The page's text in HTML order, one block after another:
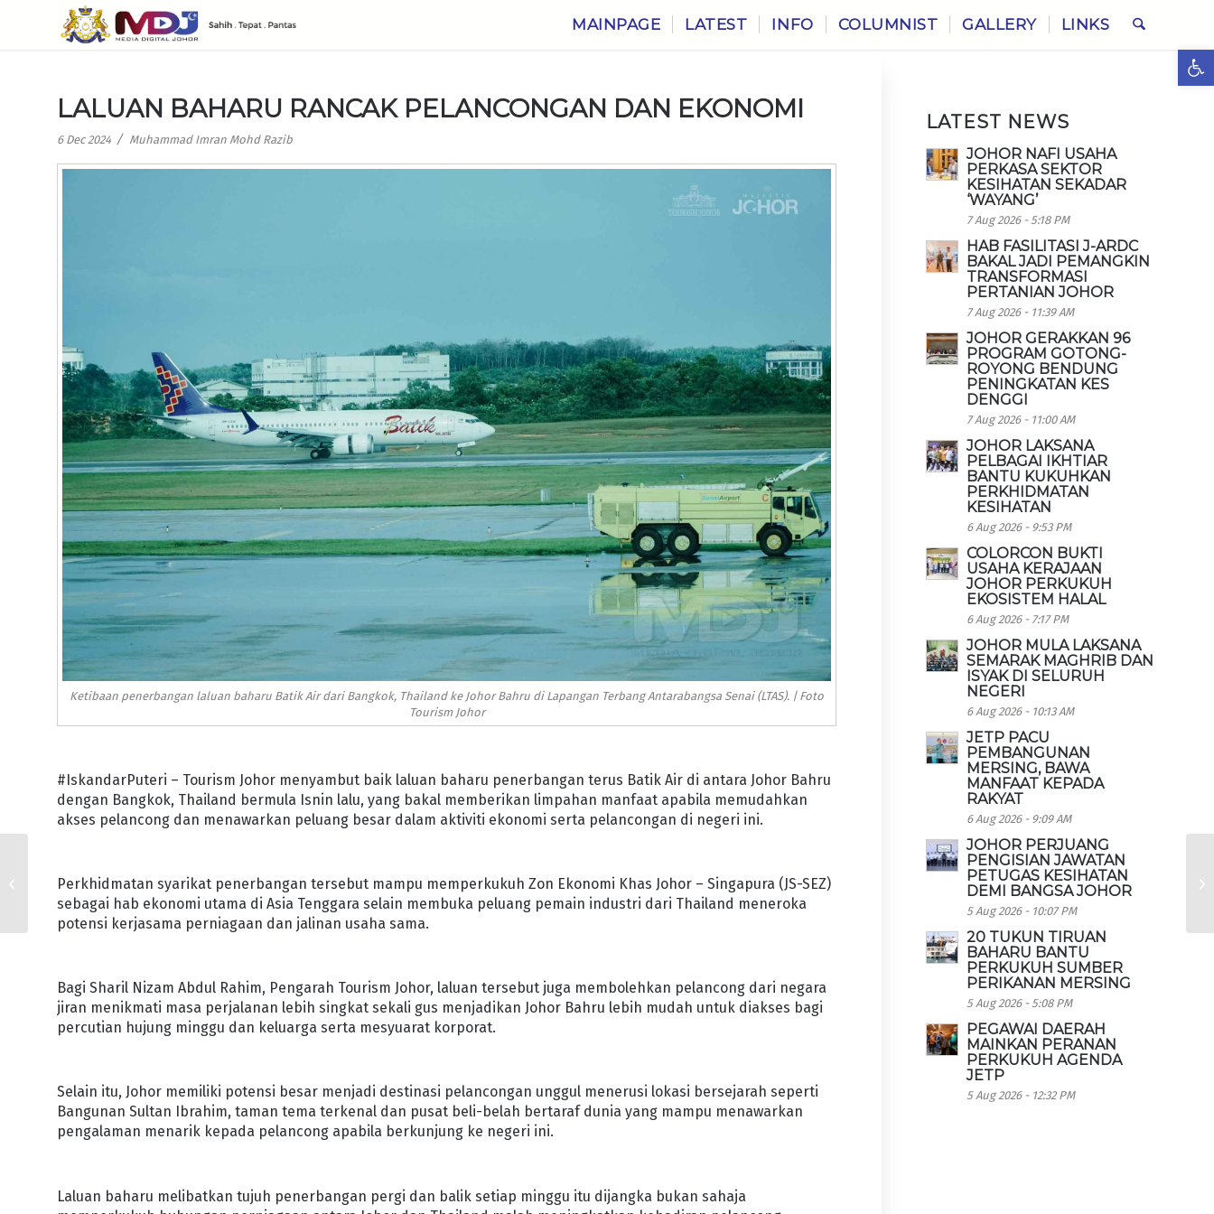
MAINPAGE LATEST INFO COLUMNIST GALLERY LINKS
LALUAN BAHARU RANCAK PELANCONGAN DAN EKONOMI
6 Dec 2024 / Muhammad Imran Mohd Razib
Ketibaan penerbangan laluan baharu Batik Air dari Bangkok, Thailand ke Johor Bahru di Lapangan Terbang Antarabangsa Senai (LTAS). | Foto
Tourism Johor
#IskandarPuteri – Tourism Johor menyambut baik laluan baharu penerbangan terus Batik Air di antara Johor Bahru
dengan Bangkok, Thailand bermula Isnin lalu, yang bakal memberikan limpahan manfaat apabila memudahkan
akses pelancong dan menawarkan peluang besar dalam aktiviti ekonomi serta pelancongan di negeri ini.
Perkhidmatan syarikat penerbangan tersebut mampu memperkukuh Zon Ekonomi Khas Johor – Singapura (JS-SEZ)
sebagai hab ekonomi utama di Asia Tenggara selain membuka peluang pemain industri dari Thailand meneroka
potensi kerjasama perniagaan dan jalinan usaha sama.
Bagi Sharil Nizam Abdul Rahim, Pengarah Tourism Johor, laluan tersebut juga membolehkan pelancong dari negara
jiran menikmati masa perjalanan lebih singkat sekali gus menjadikan Johor Bahru lebih mudah untuk diakses bagi
percutian hujung minggu dan keluarga serta mesyuarat korporat.
Selain itu, Johor memiliki potensi besar menjadi destinasi pelancongan unggul menerusi lokasi bersejarah seperti
Bangunan Sultan Ibrahim, taman tema terkenal dan pusat beli-belah bertaraf dunia yang mampu menawarkan
pengalaman menarik kepada pelancong apabila berkunjung ke negeri ini.
Laluan baharu melibatkan tujuh penerbangan pergi dan balik setiap minggu itu dijangka bukan sahaja
LATEST NEWS
JOHOR NAFI USAHA
PERKASA SEKTOR
KESIHATAN SEKADAR
‘WAYANG’
7 Aug 2026 - 5:18 PM
HAB FASILITASI J-ARDC
BAKAL JADI PEMANGKIN
TRANSFORMASI
PERTANIAN JOHOR
7 Aug 2026 - 11:39 AM
JOHOR GERAKKAN 96
PROGRAM GOTONG-
ROYONG BENDUNG
PENINGKATAN KES
DENGGI
7 Aug 2026 - 11:00 AM
JOHOR LAKSANA
PELBAGAI IKHTIAR
BANTU KUKUHKAN
PERKHIDMATAN
KESIHATAN
6 Aug 2026 - 9:53 PM
COLORCON BUKTI
USAHA KERAJAAN
JOHOR PERKUKUH
EKOSISTEM HALAL
6 Aug 2026 - 7:17 PM
JOHOR MULA LAKSANA
SEMARAK MAGHRIB DAN
ISYAK DI SELURUH
NEGERI
6 Aug 2026 - 10:13 AM
JETP PACU
PEMBANGUNAN
MERSING, BAWA
MANFAAT KEPADA
RAKYAT
6 Aug 2026 - 9:09 AM
JOHOR PERJUANG
PENGISIAN JAWATAN
PETUGAS KESIHATAN
DEMI BANGSA JOHOR
5 Aug 2026 - 10:07 PM
20 TUKUN TIRUAN
BAHARU BANTU
PERKUKUH SUMBER
PERIKANAN MERSING
5 Aug 2026 - 5:08 PM
PEGAWAI DAERAH
MAINKAN PERANAN
PERKUKUH AGENDA
JETP
5 Aug 2026 - 12:32 PM
JOHOR TEROKA
PELUANG PELABURAN